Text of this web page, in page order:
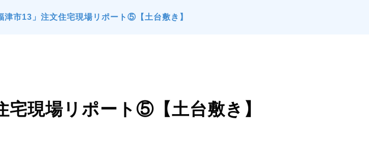
津市13」注文住宅現場リポート⑤【土台敷き】
宅現場リポート⑤【土台敷き】